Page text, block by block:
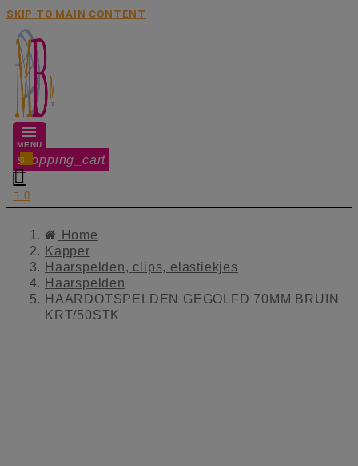
SKIP TO MAIN CONTENT
MENU
shopping_cart
0

 0
Home
Kapper
Haarspelden, clips, elastiekjes
Haarspelden
HAARDOTSPELDEN GEGOLFD 70MM BRUIN
KRT/50STK